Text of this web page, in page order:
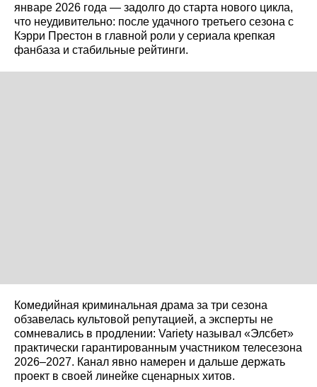
январе 2026 года — задолго до старта нового цикла,
что неудивительно: после удачного третьего сезона с
Кэрри Престон в главной роли у сериала крепкая
фанбаза и стабильные рейтинги.
Комедийная криминальная драма за три сезона
обзавелась культовой репутацией, а эксперты не
сомневались в продлении: Variety называл «Элсбет»
практически гарантированным участником телесезона
2026–2027. Канал явно намерен и дальше держать
проект в своей линейке сценарных хитов.